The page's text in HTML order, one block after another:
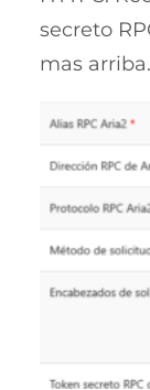
secreto
mas arriba.